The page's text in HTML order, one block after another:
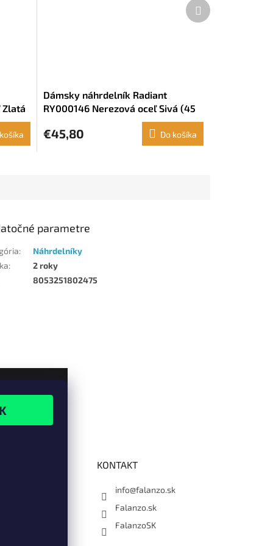
Zlatá
Dámsky náhrdelník Radiant
RY000146 Nerezová oceľ Sivá (45
€45,80 Do košíka
Ďalší
produkt
parametre
:
Náhrdelníky
:
2 roky
8053251802475
KONTAKT
info@falanzo.sk
Falanzo.sk
FalanzoSK